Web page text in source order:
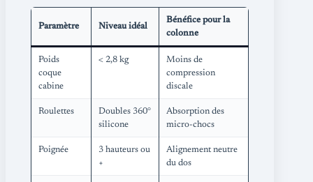
Paramètre Niveau idéal
Bénéfice pour la
colonne
Poids
coque
cabine
< 2,8 kg
Moins de
compression
discale
Roulettes
Doubles 360°
silicone
Absorption des
micro-chocs
Poignée
3 hauteurs ou
+
Alignement neutre
du dos